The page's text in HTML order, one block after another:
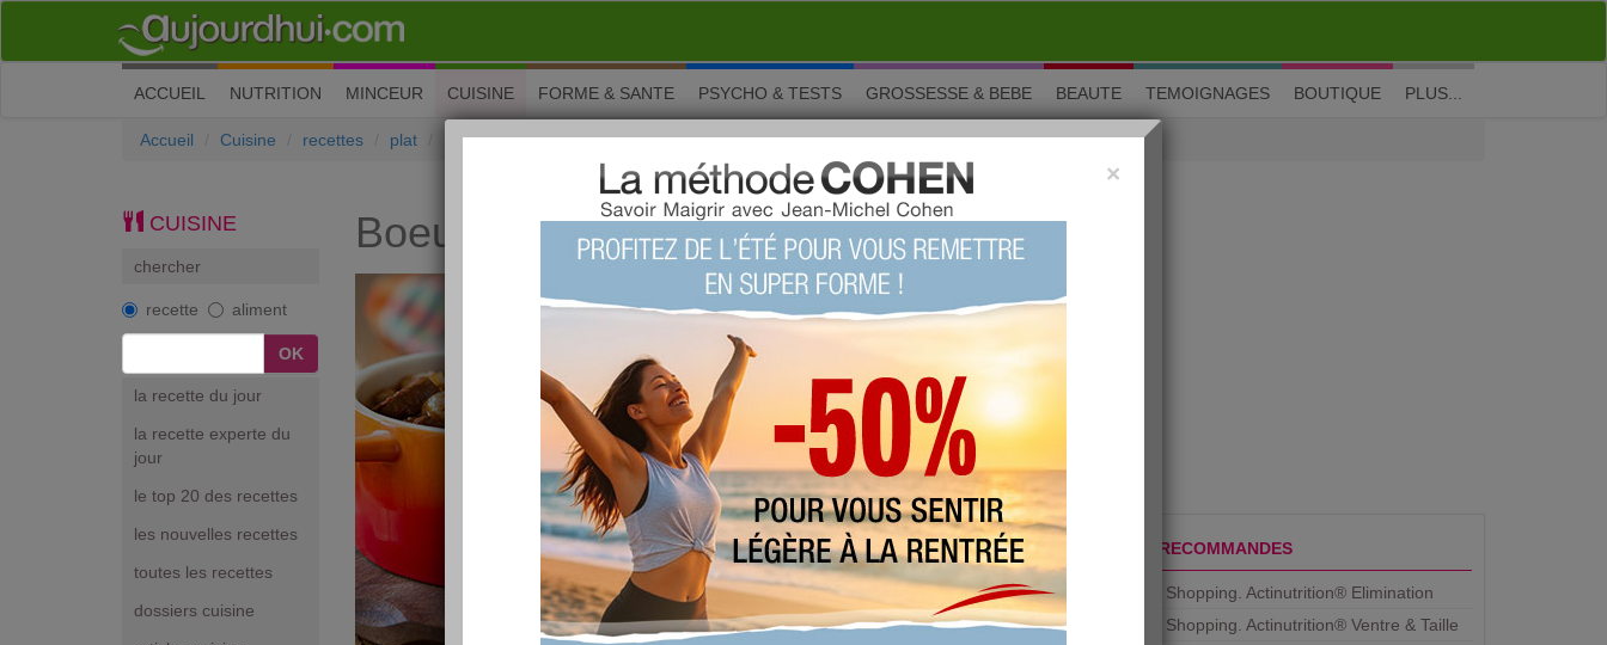
M'inscrire| Me connecter| ? Visite guidée
ACCUEIL (current)
NUTRITION MINCEUR CUISINE FORME & SANTE PSYCHO & TESTS GROSSESSE & BEBE BEAUTE TEMOIGNAGES BOUTIQUE PLUS...
Accueil Cuisine recettes plat Boeuf bourguignon
CUISINE
chercher
recette aliment
la recette du jour
la recette experte du
jour
le top 20 des recettes
les nouvelles recettes
toutes les recettes
dossiers cuisine
Boeuf bourguignon
Le boeuf bourguignon est un plat complet et
équilibré que vous allez pouvoir facilement préparer
l'hiver grâce à cette recette !
Vous aimez ? Alors notez !
(vue : 29626 fois)
proposée par
Lisa Leber Diététicienne
type : plat
imprimer la fiche recette
ajouter à mes favoris
proposer une recette
PRODUITS RECOMMANDES
Aujourdhui Shopping. Actinutrition® Elimination
Aujourdhui Shopping. Actinutrition® Ventre & Taille
×